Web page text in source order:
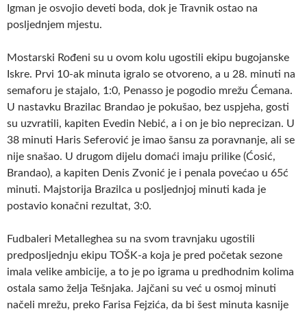
Igman je osvojio deveti boda, dok je Travnik ostao na
posljednjem mjestu.
Mostarski Rođeni su u ovom kolu ugostili ekipu bugojanske
Iskre. Prvi 10-ak minuta igralo se otvoreno, a u 28. minuti na
semaforu je stajalo, 1:0, Penasso je pogodio mrežu Ćemana.
U nastavku Brazilac Brandao je pokušao, bez uspjeha, gosti
su uzvratili, kapiten Evedin Nebić, a i on je bio neprecizan. U
38 minuti Haris Seferović je imao šansu za poravnanje, ali se
nije snašao. U drugom dijelu domaći imaju prilike (Ćosić,
Brandao), a kapiten Denis Zvonić je i penala povećao u 65ć
minuti. Majstorija Brazilca u posljednjoj minuti kada je
postavio konačni rezultat, 3:0.
Fudbaleri Metalleghea su na svom travnjaku ugostili
predposljednju ekipu TOŠK-a koja je pred početak sezone
imala velike ambicije, a to je po igrama u predhodnim kolima
ostala samo želja Tešnjaka. Jajčani su već u osmoj minuti
načeli mrežu, preko Farisa Fejzića, da bi šest minuta kasnije